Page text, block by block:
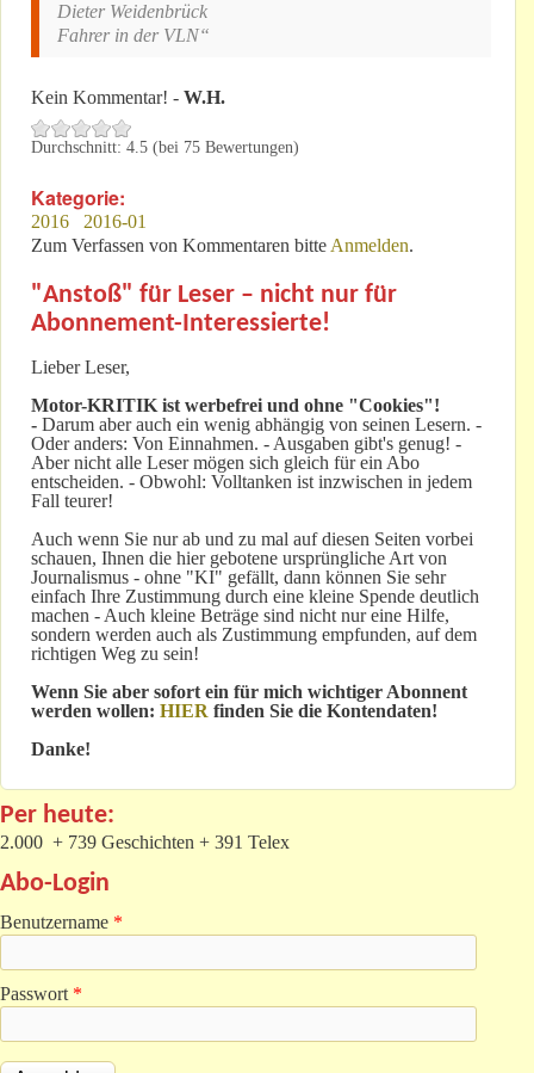
Dieter Weidenbrück
Fahrer in der VLN“
Kein Kommentar! - W.H.
Durchschnitt: 4.5 (bei 75 Bewertungen)
Kategorie:
2016
2016-01
Zum Verfassen von Kommentaren bitte Anmelden.
"Anstoß" für Leser – nicht nur für
Abonnement-Interessierte!
Lieber Leser,
Motor-KRITIK ist werbefrei und ohne "Cookies"!
- Darum aber auch ein wenig abhängig von seinen Lesern. -
Oder anders: Von Einnahmen. - Ausgaben gibt's genug! -
Aber nicht alle Leser mögen sich gleich für ein Abo
entscheiden. - Obwohl: Volltanken ist inzwischen in jedem
Fall teurer!
Auch wenn Sie nur ab und zu mal auf diesen Seiten vorbei
schauen, Ihnen die hier gebotene ursprüngliche Art von
Journalismus - ohne "KI" gefällt, dann können Sie sehr
einfach Ihre Zustimmung durch eine kleine Spende deutlich
machen - Auch kleine Beträge sind nicht nur eine Hilfe,
sondern werden auch als Zustimmung empfunden, auf dem
richtigen Weg zu sein!
Wenn Sie aber sofort ein für mich wichtiger Abonnent
werden wollen: HIER finden Sie die Kontendaten!
Danke!
Per heute:
2.000 + 739 Geschichten + 391 Telex
Abo-Login
Benutzername *
Passwort *